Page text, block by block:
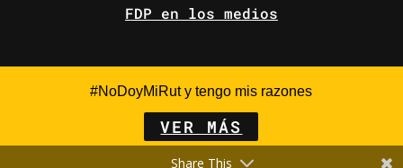
#NoDoyMiRut y tengo mis razones
VER MÁS
FDP en los medios
Share This